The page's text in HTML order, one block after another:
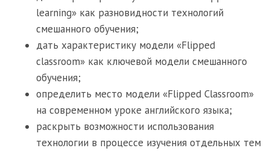
learning» как разновидности технологий
смешанного обучения;
дать характеристику модели «Flipped
classroom» как ключевой модели смешанного
обучения;
определить место модели «Flipped Classroom»
на современном уроке английского языка;
раскрыть возможности использования
технологии в процессе изучения отдельных тем